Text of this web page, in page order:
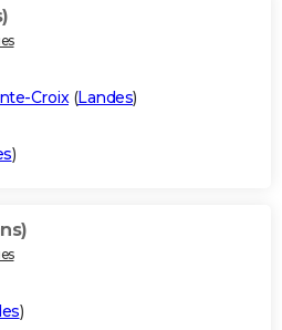
Croix(Landes)
)
)